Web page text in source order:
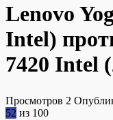
Lenovo
Intel)
7420 Intel
Просмотров 2
52 из 100